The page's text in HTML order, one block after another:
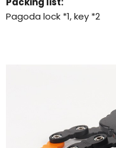
Pagoda lock *1, key *2